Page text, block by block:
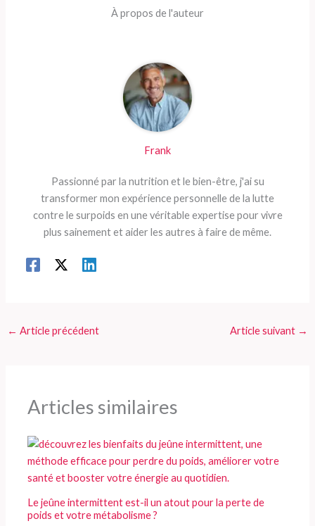
À propos de l'auteur
Frank
Passionné par la nutrition et le bien-être, j'ai su
transformer mon expérience personnelle de la lutte
contre le surpoids en une véritable expertise pour vivre
plus sainement et aider les autres à faire de même.
← Article précédent Article suivant →
Articles similaires
Le jeûne intermittent est-il un atout pour la perte de
poids et votre métabolisme ?